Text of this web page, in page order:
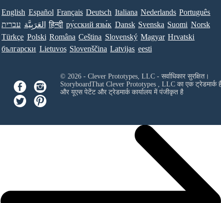
English Español Français Deutsch Italiana Nederlands Português
עברית العَرَبِيَّة हिन्दी ру́сский язы́к Dansk Svenska Suomi Norsk
Türkçe Polski Româna Ceština Slovenský Magyar Hrvatski
български Lietuvos Slovenščina Latvijas eesti
© 2026 - Clever Prototypes, LLC - सर्वाधिकार सुरक्षित।
StoryboardThat Clever Prototypes , LLCका एक ट्रेडमार्क
और यूएस पेटेंट और ट्रेडमार्क कार्यालय में पंजीकृत है